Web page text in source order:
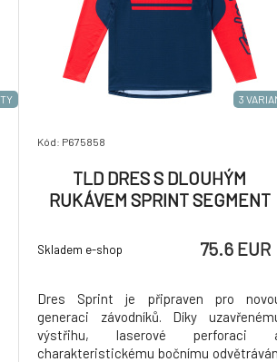
3
Kód: P675858
TLD DRES S DLOUHÝM
RUKÁVEM SPRINT SEGMENT
Skladem e-shop 75.6 EUR
Dres Sprint je připraven pro
generaci závodníků. Díky
výstřihu, laserové perforaci
charakteristickému bočnímu